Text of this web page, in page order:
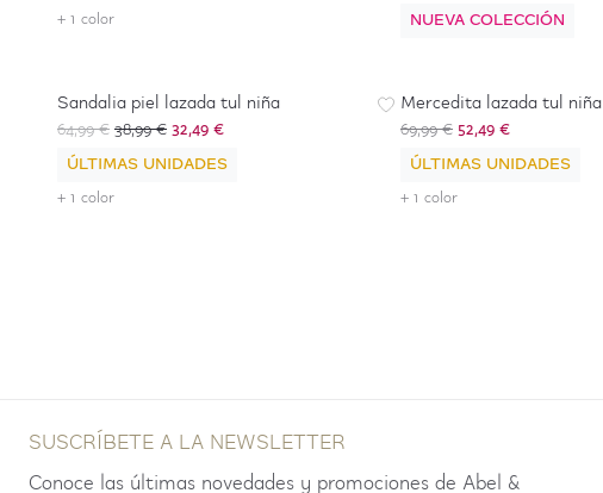
+ 1 color
NUEVA COLECCIÓN
Sandalia piel lazada tul niña
64,99 €38,99 €32,49 €
ÚLTIMAS UNIDADES
+ 1 color
Mercedita lazada tul niña
69,99 €52,49 €
ÚLTIMAS UNIDADES
+ 1 color
SUSCRÍBETE A LA NEWSLETTER
Conoce las últimas novedades y promociones de Abel &